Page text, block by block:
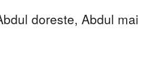
doreste, Abdul mai